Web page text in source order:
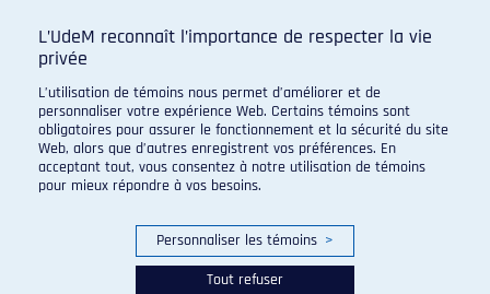
L’UdeM reconnaît l’importance de respecter la vie
privée
L’utilisation de témoins nous permet d’améliorer et de
personnaliser votre expérience Web. Certains témoins sont
obligatoires pour assurer le fonctionnement et la sécurité du site
Web, alors que d’autres enregistrent vos préférences. En
acceptant tout, vous consentez à notre utilisation de témoins
pour mieux répondre à vos besoins.
Personnaliser les témoins >
Tout refuser